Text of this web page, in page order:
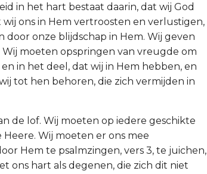
in het hart bestaat daarin, dat wij God
ons in Hem vertroosten en verlustigen,
onze blijdschap in Hem. Wij geven
Wij moeten opspringen van vreugde om
in het deel, dat wij in Hem hebben, en
tot hen behoren, die zich vermijden in
de lof. Wij moeten op iedere geschikte
Wij moeten er ons mee
Hem te psalmzingen, vers 3, te juichen,
ons hart als degenen, die zich dit niet